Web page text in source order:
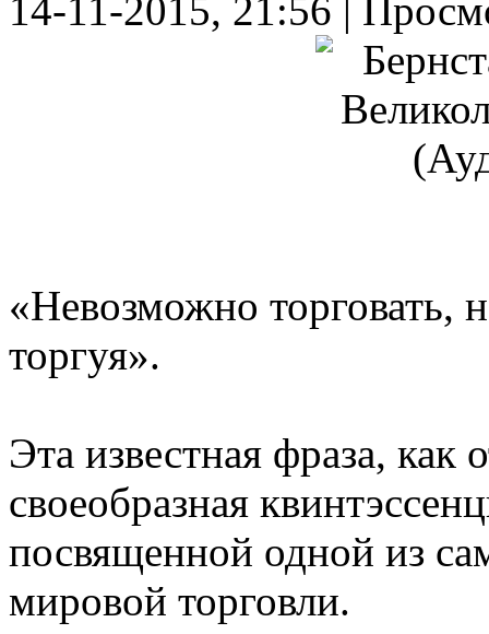
14-11-2015, 21:56 |
«Невозможно торговать,
торгуя».
Эта известная фраза, как
своеобразная
посвященной одной из
мировой торговли.